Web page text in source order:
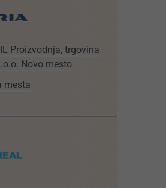
Proizvodnja, trgovina
Novo mesto
mesta